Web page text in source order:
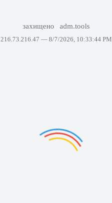
захищено adm.tools
216.73.216.47 — 8/7/2026, 10:33:44 PM